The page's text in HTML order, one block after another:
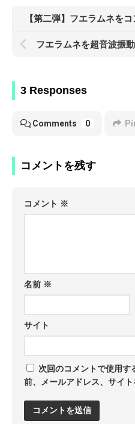
3 Responses
Comments 0
コメントを残す
コメント ※
名前 ※
サイト
次回のコメントで使用す
前、メールアドレス、サイト